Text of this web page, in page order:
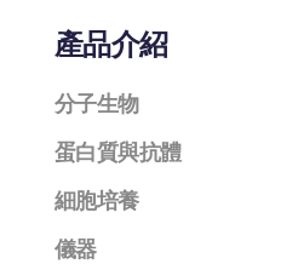
產品介紹
分子生物
蛋白質與抗體
細胞培養
儀器